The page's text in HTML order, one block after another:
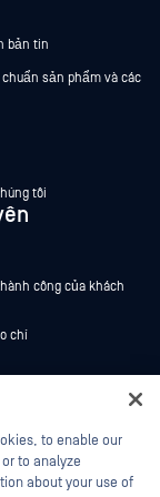
bản tin
chuẩn sản phẩm và các
tôi
công của khách
chí
trực tuyếnto enable our
to analyze
about your use of
assistant.
what's critical